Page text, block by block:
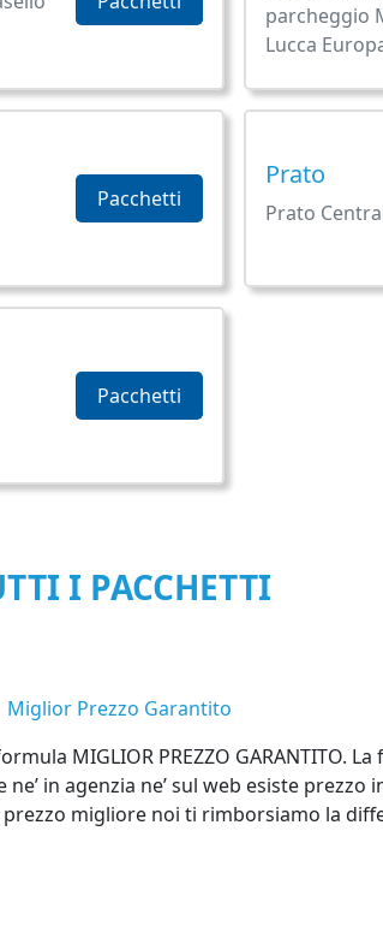
parcheggio
Lucca
Pacchetti
Prato
Prato
Pacchetti
I PACCHETTI
Miglior Prezzo Garantito
MIGLIOR PREZZO GARANTITO.
ne’ in agenzia ne’ sul web esiste
migliore noi ti rimborsiamo la